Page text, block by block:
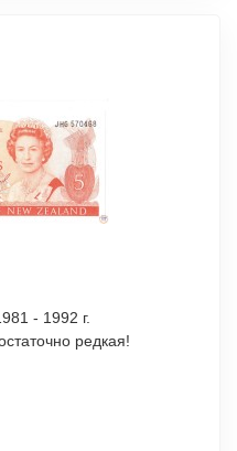
- 1992 г.
туи» UNC Достаточно редкая!